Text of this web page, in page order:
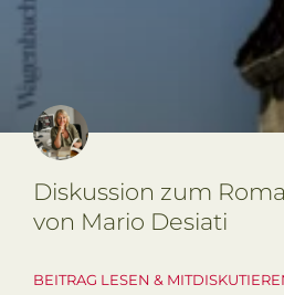
Diskussion zum
von Mario Desiati
BEITRAG LESEN &